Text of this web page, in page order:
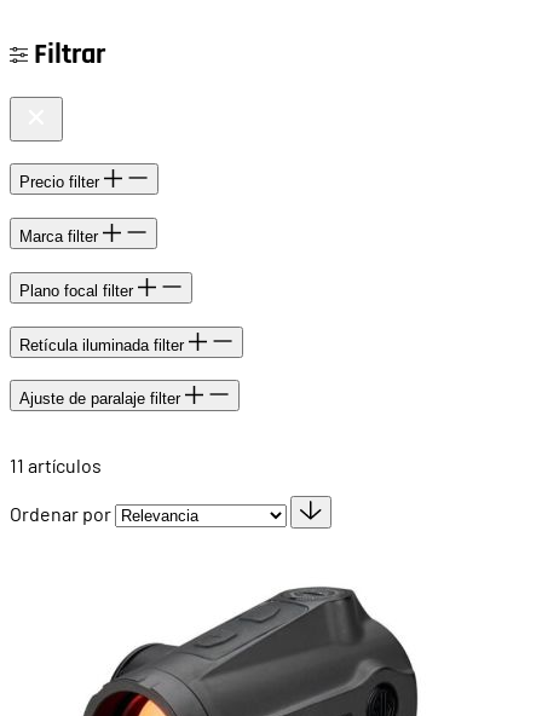
Filtrar
Precio filter
Marca filter
Plano focal filter
Retícula iluminada filter
Ajuste de paralaje filter
11 artículos
Ordenar por